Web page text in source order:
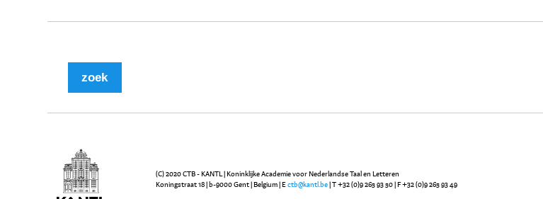
(C) 2020 CTB - KANTL | Koninklijke Academie voor Nederlandse Taal en Letteren
Koningstraat 18 | b-9000 Gent | Belgium | Ectb@kantl.be | T +32 (0)9 265 93 50 | F +32 (0)9 265 93 49